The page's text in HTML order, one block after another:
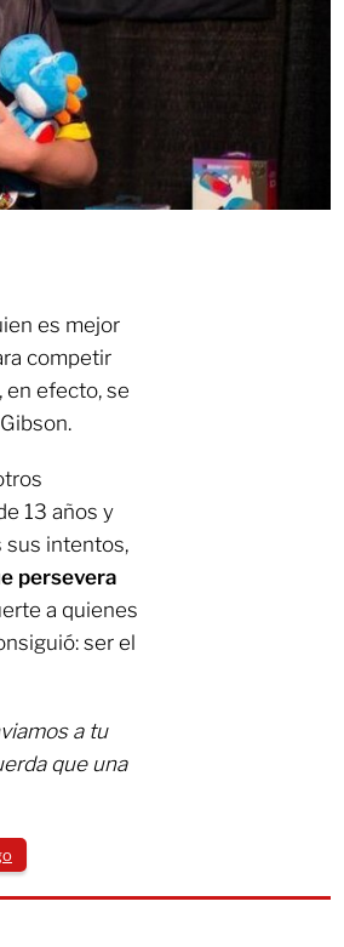
es mejor
competir
en efecto, se
13 años y
sus intentos,
persevera
a quienes
ser el
a tu
que una